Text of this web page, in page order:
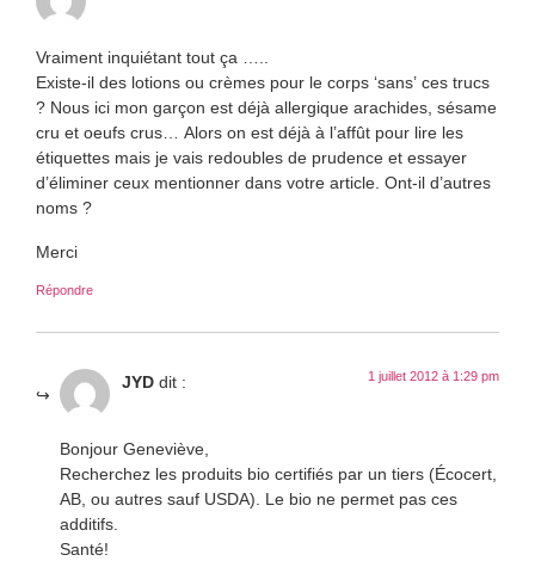
Vraiment inquiétant tout ça …..
Existe-il des lotions ou crèmes pour le corps ‘sans’ ces trucs
? Nous ici mon garçon est déjà allergique arachides, sésame
cru et oeufs crus… Alors on est déjà à l’affût pour lire les
étiquettes mais je vais redoubles de prudence et essayer
d’éliminer ceux mentionner dans votre article. Ont-il d’autres
noms ?
Merci
Répondre
JYD dit : 1 juillet 2012 à 1:29 pm
Bonjour Geneviève,
Recherchez les produits bio certifiés par un tiers (Écocert,
AB, ou autres sauf USDA). Le bio ne permet pas ces
additifs.
Santé!